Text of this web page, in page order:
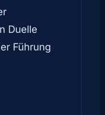
Duelle
Führung